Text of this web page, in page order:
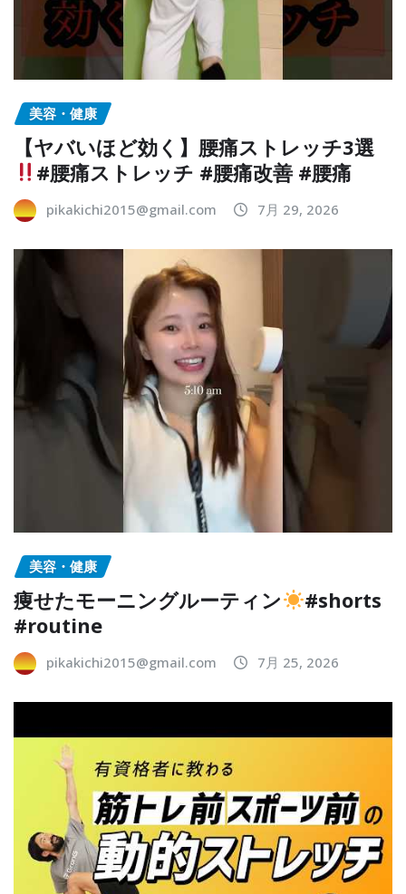
美容・健康
【ヤバいほど効く】腰痛ストレッチ3選
#腰痛ストレッチ #腰痛改善 #腰痛
pikakichi2015@gmail.com 7月 29, 2026
美容・健康
痩せたモーニングルーティン
#shorts
#routine
pikakichi2015@gmail.com 7月 25, 2026